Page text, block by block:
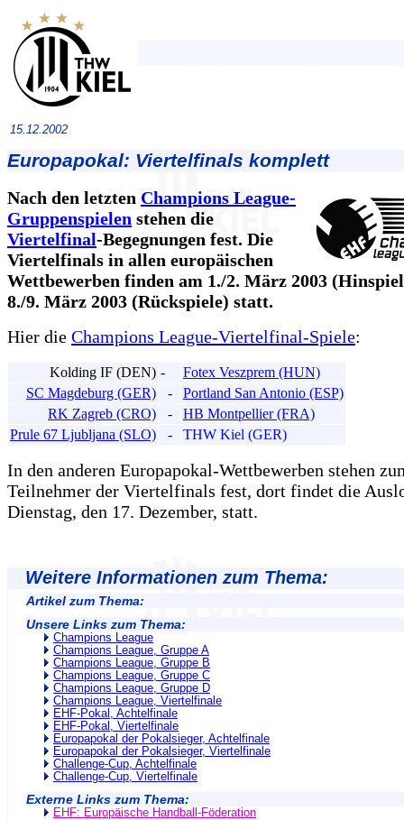
15.12.2002
Europapokal: Viertelfinals komplett
Nach den letzten Champions League-
Gruppenspielen stehen die
Viertelfinal-Begegnungen fest. Die
Viertelfinals in allen europäischen
Wettbewerben finden am 1./2. März 2003
8./9. März 2003 (Rückspiele) statt.
Hier die Champions League-Viertelfinal-Spiele:
Kolding IF (DEN) -
Fotex Veszprem (HUN)
SC Magdeburg (GER)
-
Portland San Antonio (ESP)
RK Zagreb (CRO)
-
HB Montpellier (FRA)
Prule 67 Ljubljana (SLO)
- THW Kiel (GER)
In den anderen Europapokal-Wettbewerben stehen
Teilnehmer der Viertelfinals fest, dort findet die
Dienstag, den 17. Dezember, statt.
Weitere Informationen zum Thema:
Artikel zum Thema:
Unsere Links zum Thema:
Champions League
Champions League, Gruppe A
Champions League, Gruppe B
Champions League, Gruppe C
Champions League, Gruppe D
Champions League, Viertelfinale
EHF-Pokal, Achtelfinale
EHF-Pokal, Viertelfinale
Europapokal der Pokalsieger, Achtelfinale
Europapokal der Pokalsieger, Viertelfinale
Challenge-Cup, Achtelfinale
Challenge-Cup, Viertelfinale
Externe Links zum Thema:
EHF: Europäische Handball-Föderation